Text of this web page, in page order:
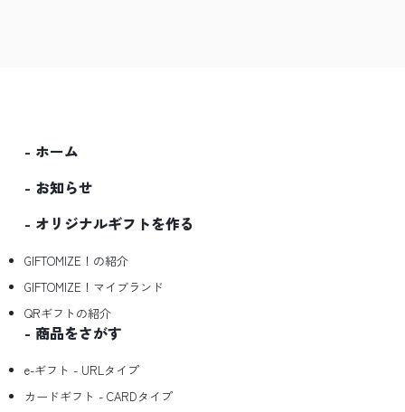
ホーム
お知らせ
オリジナルギフトを作る
GIFTOMIZE！の紹介
GIFTOMIZE！マイブランド
QRギフトの紹介
商品をさがす
e-ギフト - URLタイプ
カードギフト - CARDタイプ